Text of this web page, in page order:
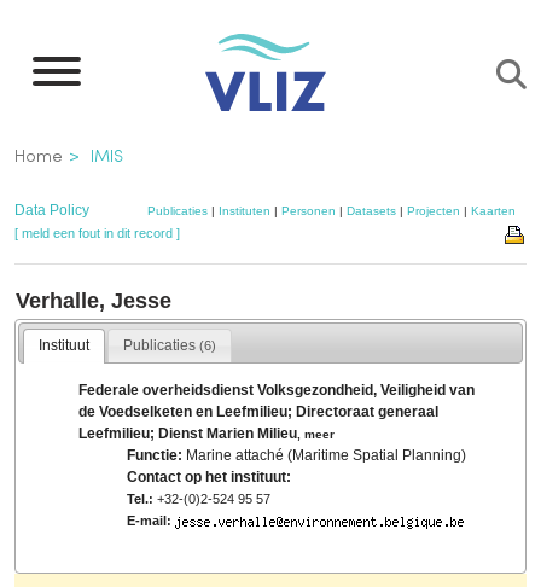
naar
inhoud
gaan
Kruimelpad
Home IMIS
Data Policy Publicaties| Instituten | Personen | Datasets| Projecten | Kaarten
[ meld een fout in dit record ]
Verhalle, Jesse
Instituut Publicaties(6)
Federale overheidsdienst Volksgezondheid, Veiligheid van
de Voedselketen en Leefmilieu; Directoraat generaal
Leefmilieu; Dienst Marien Milieu ,meer
Functie: Marine attaché (Maritime Spatial Planning)
Contact op het instituut:
Tel.: +32-(0)2-524 95 57
E-mail: